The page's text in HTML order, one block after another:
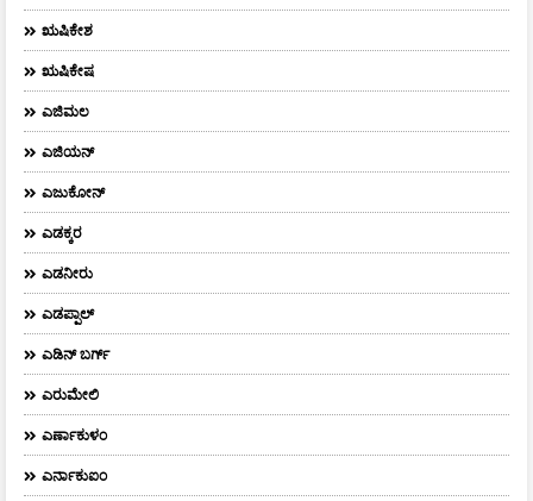
ಋಷಿಕೇಶ
ಋಷಿಕೇಷ
ಎಜಿಮಲ
ಎಜಿಯನ್
ಎಜುಕೋನ್
ಎಡಕ್ಕರ
ಎಡನೀರು
ಎಡಪ್ಪಾಲ್
ಎಡಿನ್ ಬರ್ಗ್
ಎರುಮೇಲಿ
ಎರ್ಣಾಕುಳಂ
ಎರ್ನಾಕುಐಂ